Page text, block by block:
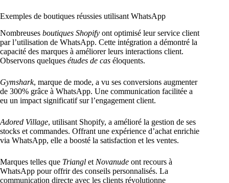
Exemples de boutiques réussies utilisant WhatsApp
Nombreuses boutiques Shopify ont optimisé leur service client
par l’utilisation de WhatsApp. Cette intégration a démontré la
capacité des marques à améliorer leurs interactions client.
Observons quelques études de cas éloquents.
Gymshark, marque de mode, a vu ses conversions augmenter
de 300% grâce à WhatsApp. Une communication facilitée a
eu un impact significatif sur l’engagement client.
Adored Village, utilisant Shopify, a amélioré la gestion de ses
stocks et commandes. Offrant une expérience d’achat enrichie
via WhatsApp, elle a boosté la satisfaction et les ventes.
Marques telles que Triangl et Novanude ont recours à
WhatsApp pour offrir des conseils personnalisés. La
communication directe avec les clients révolutionne